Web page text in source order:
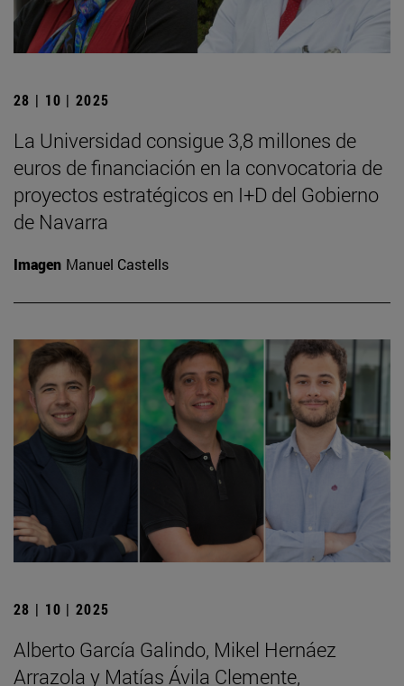
28 | 10 | 2025
La Universidad consigue 3,8 millones de
euros de financiación en la convocatoria de
proyectos estratégicos en I+D del Gobierno
de Navarra
Imagen Manuel Castells
28 | 10 | 2025
Alberto García Galindo, Mikel Hernáez
Arrazola y Matías Ávila Clemente,